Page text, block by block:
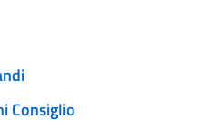
Consiglio